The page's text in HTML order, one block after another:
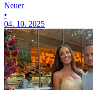
Neuer
•
04. 10. 2025